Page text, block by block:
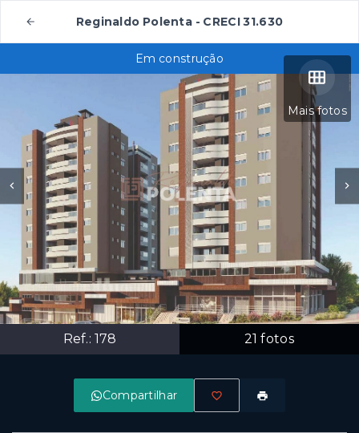
Reginaldo Polenta - CRECI 31.630
Mais fotos
Ref.: 178 21 fotos
Em construção
Compartilhar